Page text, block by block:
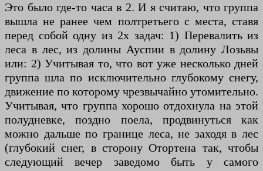
Это было где-то часа в 2. И я считаю, что группа
вышла не ранее чем полтретьего с места, ставя
перед собой одну из 2х задач: 1) Перевалить из
леса в лес, из долины Ауспии в долину Лозьвы
или: 2) Учитывая то, что вот уже несколько дней
группа шла по исключительно глубокому снегу,
движение по которому чрезвычайно утомительно.
Учитывая, что группа хорошо отдохнула на этой
полудневке, поздно поела, продвинуться как
можно дальше по границе леса, не заходя в лес
(глубокий снег, в сторону Отортена так, чтобы
следующий вечер заведомо быть у самого